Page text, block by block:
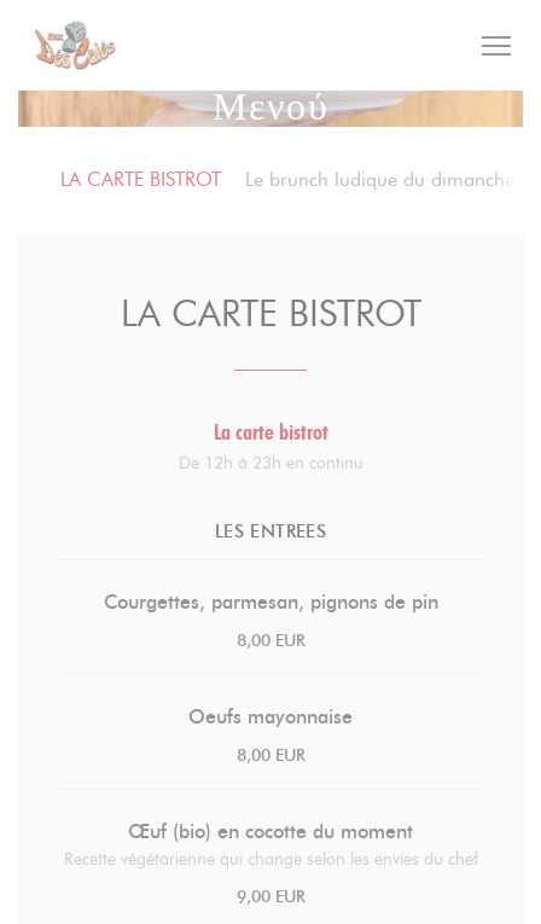
Πίνακας διαχείρισης "Μπισκότων" (Cookies)
Μενού
LA CARTE BISTROT Le brunch ludique du dimanche
LA CARTE BISTROT
La carte bistrot
De 12h à 23h en continu
LES ENTREES
Courgettes, parmesan, pignons de pin
8,00 EUR
Oeufs mayonnaise
8,00 EUR
Œuf (bio) en cocotte du moment
Recette végétarienne qui change selon les envies du chef
9,00 EUR